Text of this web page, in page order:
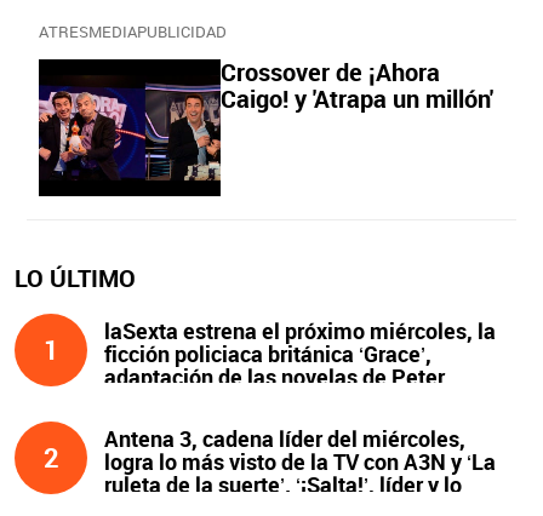
ATRESMEDIAPUBLICIDAD
Crossover de ¡Ahora
Caigo! y 'Atrapa un millón'
LO ÚLTIMO
1
laSexta estrena el próximo miércoles, la
ficción policiaca británica ‘Grace’,
adaptación de las novelas de Peter
2
Antena 3, cadena líder del miércoles,
logra lo más visto de la TV con A3N y ‘La
ruleta de la suerte’. ‘¡Salta!’, líder y lo